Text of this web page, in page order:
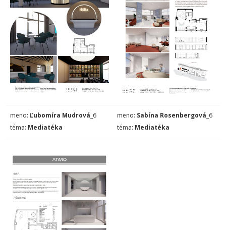
meno: Ľubomíra Mudrová _6
téma: Mediatéka
meno: Sabína Rosenbergová _6
téma: Mediatéka